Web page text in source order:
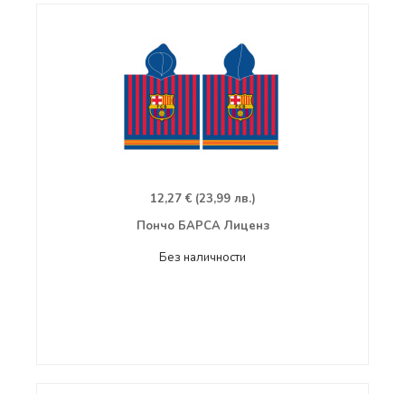
12,27 € (23,99 лв.)
Пончо БАРСА Лиценз
Без наличности